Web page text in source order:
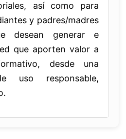
así como para
y padres/madres
desean generar e
que aporten valor a
desde una
uso responsable,